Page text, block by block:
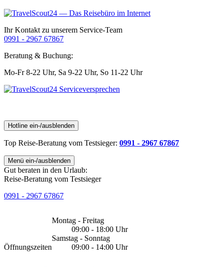
Ihr Kontakt zu unserem Service-Team
0991 - 2967 67867
Beratung & Buchung:
Mo-Fr 8-22 Uhr, Sa 9-22 Uhr, So 11-22 Uhr
Hotline ein-/ausblenden
Top Reise-Beratung vom Testsieger: 0991 - 2967 67867
Menü ein-/ausblenden
Gut beraten in den Urlaub:
Reise-Beratung vom Testsieger
0991 - 2967 67867
Öffnungszeiten
Montag - Freitag
09:00 - 18:00 Uhr
Samstag - Sonntag
09:00 - 14:00 Uhr